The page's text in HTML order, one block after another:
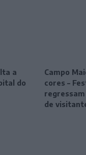
a
do
Campo
cores –
de